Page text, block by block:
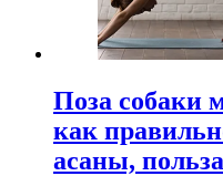
Поза собаки
как
асаны,